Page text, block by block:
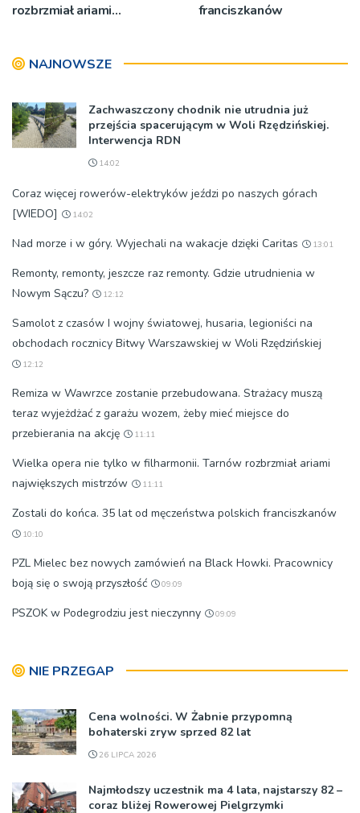
rozbrzmiał ariami
franciszkanów
NAJNOWSZE
Zachwaszczony chodnik nie utrudnia już
przejścia spacerującym w Woli Rzędzińskiej.
Interwencja RDN
14:02
Coraz więcej rowerów-elektryków jeździ po naszych górach
[WIEDO]
14:02
Nad morze i w góry. Wyjechali na wakacje dzięki Caritas 13:01
Remonty, remonty, jeszcze raz remonty. Gdzie utrudnienia w
Nowym Sączu?
12:12
Samolot z czasów I wojny światowej, husaria, legioniści na
obchodach rocznicy Bitwy Warszawskiej w Woli Rzędzińskiej
12:12
Remiza w Wawrzce zostanie przebudowana. Strażacy muszą
teraz wyjeżdżać z garażu wozem, żeby mieć miejsce do
przebierania na akcję
11:11
Wielka opera nie tylko w filharmonii. Tarnów rozbrzmiał ariami
największych mistrzów
11:11
Zostali do końca. 35 lat od męczeństwa polskich franciszkanów
10:10
PZL Mielec bez nowych zamówień na Black Howki. Pracownicy
boją się o swoją przyszłość
09:09
PSZOK w Podegrodziu jest nieczynny 09:09
NIE PRZEGAP
Cena wolności. W Żabnie przypomną
bohaterski zryw sprzed 82 lat
26 LIPCA 2026
Najmłodszy uczestnik ma 4 lata, najstarszy 82 –
coraz bliżej Rowerowej Pielgrzymki